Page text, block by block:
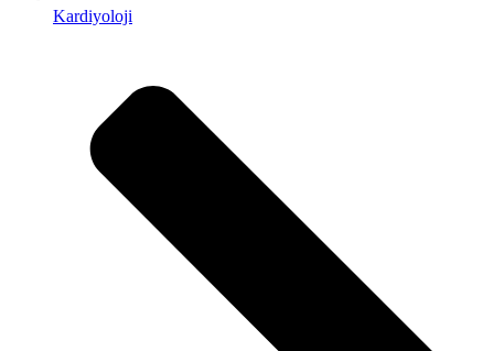
Kardiyoloji